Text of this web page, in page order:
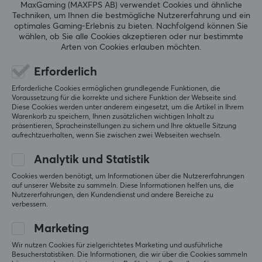
Relevanz
Alle Bewertungen
Minh Duc N
Verifizierter Käufer
Level 6
Tired Specialist
Glattes, schnelles Mauspad, das Einzige, was mir
nicht gefällt, ist, dass es keine Naht gibt und die
Unterseite nicht wirklich klebrig ist
Original anzeigen
vor 2 Monaten
2 Likes
David T
Verifizierter Käufer
PC
Xbox
MaxGaming (MAXFPS AB) verwendet Cookies und ähnliche
Techniken, um Ihnen die bestmögliche Nutzererfahrung und ein
optimales Gaming-Erlebnis zu bieten. Nachfolgend können Sie
wählen, ob Sie alle Cookies akzeptieren oder nur bestimmte
Arten von Cookies erlauben möchten.
Erforderlich
Erforderliche Cookies ermöglichen grundlegende Funktionen, die
Voraussetzung für die korrekte und sichere Funktion der Webseite sind.
Diese Cookies werden unter anderem eingesetzt, um die Artikel in Ihrem
Warenkorb zu speichern, Ihnen zusätzlichen wichtigen Inhalt zu
präsentieren, Spracheinstellungen zu sichern und Ihre aktuelle Sitzung
aufrechtzuerhalten, wenn Sie zwischen zwei Webseiten wechseln.
Analytik und Statistik
Cookies werden benötigt, um Informationen über die Nutzererfahrungen
auf unserer Website zu sammeln. Diese Informationen helfen uns, die
Nutzererfahrungen, den Kundendienst und andere Bereiche zu
verbessern.
Marketing
Wir nutzen Cookies für zielgerichtetes Marketing und ausführliche
Besucherstatistiken. Die Informationen, die wir über die Cookies sammeln